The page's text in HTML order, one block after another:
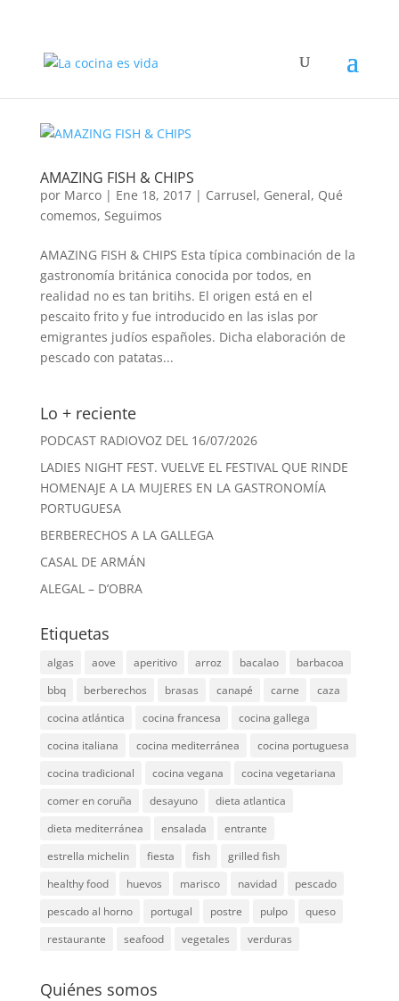
AMAZING FISH & CHIPS
por Marco| Ene 18, 2017| Carrusel, General, Qué
comemos, Seguimos
AMAZING FISH & CHIPS Esta típica combinación de la
gastronomía británica conocida por todos, en
realidad no es tan britihs. El origen está en el
pescaito frito y fue introducido en las islas por
emigrantes judíos españoles. Dicha elaboración de
pescado con patatas...
Lo + reciente
PODCAST RADIOVOZ DEL 16/07/2026
LADIES NIGHT FEST. VUELVE EL FESTIVAL QUE RINDE
HOMENAJE A LA MUJERES EN LA GASTRONOMÍA
PORTUGUESA
BERBERECHOS A LA GALLEGA
CASAL DE ARMÁN
ALEGAL – D’OBRA
Etiquetas
algas aove aperitivo arroz bacalao
barbacoa
bbq
berberechos brasas canapé carne
caza
cocina atlántica
cocina francesa
cocina gallega
cocina italiana
cocina mediterránea
cocina portuguesa
cocina tradicional
cocina vegana
cocina vegetariana
comer en coruña
desayuno
dieta atlantica
dieta mediterránea
ensalada
entrante
estrella michelin
fiesta fish
grilled fish
healthy food
huevos marisco navidad
pescado
pescado al horno
portugal postre pulpo
queso
restaurante
seafood vegetales verduras
Quiénes somos